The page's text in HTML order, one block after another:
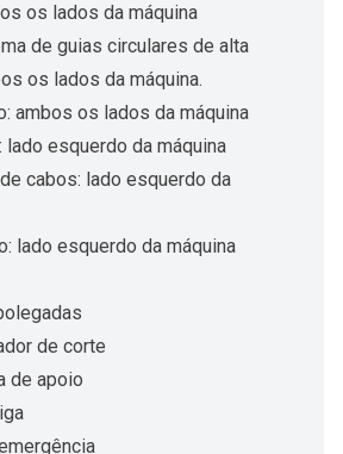
os lados da máquina
de guias circulares de alta
os lados da máquina.
ambos os lados da máquina
lado esquerdo da máquina
cabos: lado esquerdo da
lado esquerdo da máquina
de corte
de apoio